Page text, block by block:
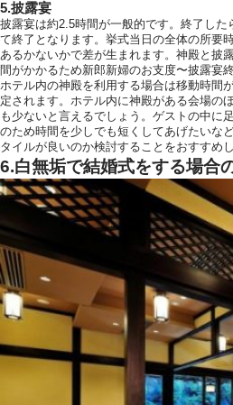
5.披露宴
披露宴は約2.5時間が一般的です。終了した
て終了となります。挙式当日の全体の所要
あるかないかで差が生まれます。神殿と披
間がかかるため新郎新婦のお支度〜披露宴
ホテル内の神殿を利用する場合は移動時間
定されます。ホテル内に神殿がある会場の
も少ないと言えるでしょう。ゲストの中に
のため時間を少しでも短くしてあげたいな
タイルが良いのか検討することをおすすめし
6.白無垢で結婚式をする場合